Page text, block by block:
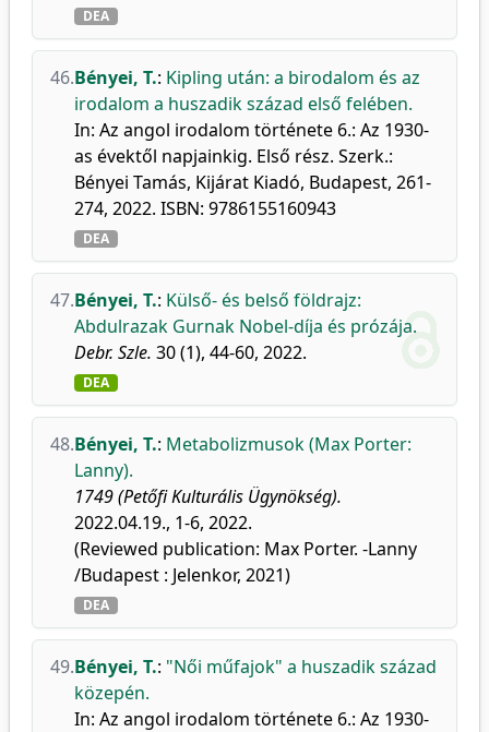
DEA
46.Bényei, T.: Kipling után: a birodalom és az
irodalom a huszadik század első felében.
In: Az angol irodalom története 6.: Az 1930-
as évektől napjainkig. Első rész. Szerk.:
Bényei Tamás, Kijárat Kiadó, Budapest, 261-
274, 2022. ISBN: 9786155160943
DEA
47.Bényei, T.: Külső- és belső földrajz:
Abdulrazak Gurnak Nobel-díja és prózája.
Debr. Szle. 30 (1), 44-60, 2022.
DEA
48.Bényei, T.: Metabolizmusok (Max Porter:
Lanny).
1749 (Petőfi Kulturális Ügynökség).
2022.04.19., 1-6, 2022.
(Reviewed publication: Max Porter. -Lanny
/Budapest : Jelenkor, 2021)
DEA
49.Bényei, T.: "Női műfajok" a huszadik század
közepén.
In: Az angol irodalom története 6.: Az 1930-